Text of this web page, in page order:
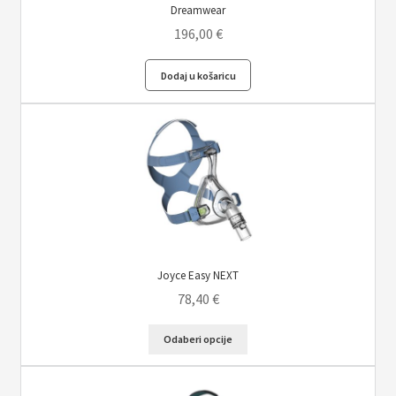
Dreamwear
196,00 €
Dodaj u košaricu
Joyce Easy NEXT
78,40 €
Odaberi opcije